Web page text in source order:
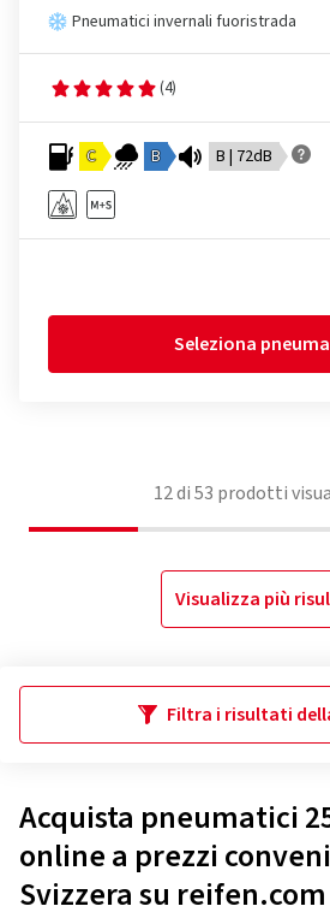
Pneumatici invernali fuoristrada
(4)
C B B | 72dB
Seleziona
12di53 prodotti
Visualizza più
Filtra i risultati
Acquista pneumatici
online a prezzi
Svizzera su reifen.com